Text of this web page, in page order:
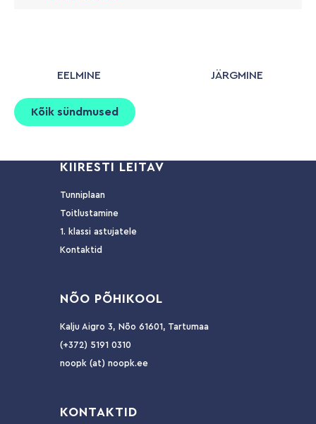
EELMINE JÄRGMINE
Kõik sündmused
KIIRESTI LEITAV
Tunniplaan
Toitlustamine
1. klassi astujatele
Kontaktid
NÕO PÕHIKOOL
Kalju Aigro 3, Nõo 61601, Tartumaa
(+372) 5191 0310
noopk (at) noopk.ee
KONTAKTID